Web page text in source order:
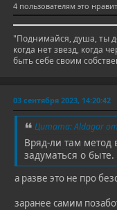
4 пользователям это
"Поднимайся, душа, ты
когда нет звезд, когда
быть себе своим
03 сентября 2023, 14:20:42
Цитата: Aldagar от
Вряд-ли там метод
задуматься о
а разве это не про
заранее самим